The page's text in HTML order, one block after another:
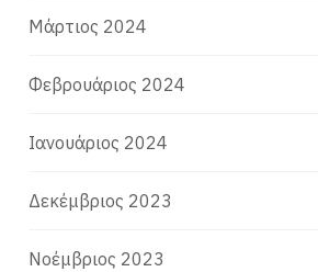
Μάρτιος 2024
Φεβρουάριος 2024
Ιανουάριος 2024
Δεκέμβριος 2023
Νοέμβριος 2023